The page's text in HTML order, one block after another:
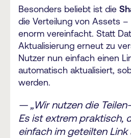
Besonders beliebt ist die
die Verteilung von Assets
enorm vereinfacht. Statt
Aktualisierung erneut zu
Nutzer nun einfach einen
automatisch aktualisiert,
werden.
— „Wir nutzen die
Es ist extrem praktisch,
einfach im geteilten Link